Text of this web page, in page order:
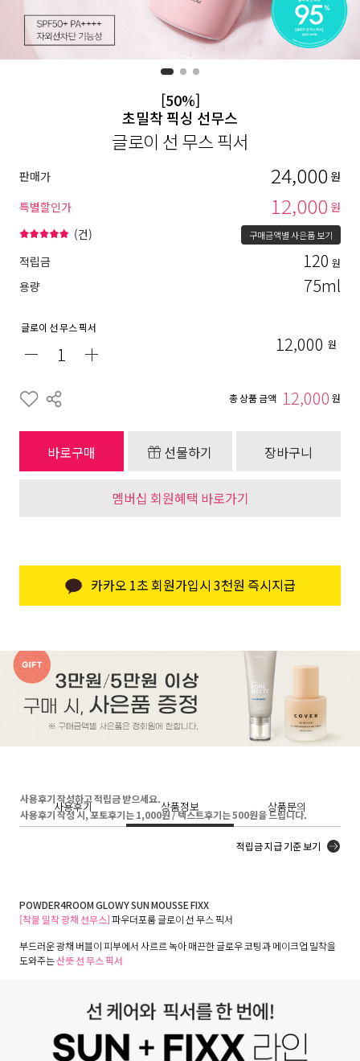
[50%]
초밀착 픽싱 선무스
글로이 선 무스 픽서
판매가 24,000 원
특별할인가
12,000 원
(건) 구매금액별 사은품 보기
적립금 120 원
용량 75ml
글로이 선 무스 픽서
12,000 원
총 상품 금액 12,000 원
바로구매 선물하기 장바구니
멤버십 회원혜택 바로가기
카카오 1초 회원가입시 3천원 즉시지급
사용후기 상품정보 상품문의
사용후기 작성하고 적립금 받으세요.
사용후기 작성 시, 포토후기는 1,000원 / 텍스트후기는 500원을 드립니다.
적립금 지급 기준 보기
POWDER4ROOM GLOWY SUN MOUSSE FIXX
[착붙 밀착 광채 선무스]파우더포룸 글로이 선 무스 픽서
부드러운 광채 버블이 피부에서 사르르 녹아 매끈한 글로우 코팅과 메이크업 밀착을
도와주는산뜻 선 무스 픽서